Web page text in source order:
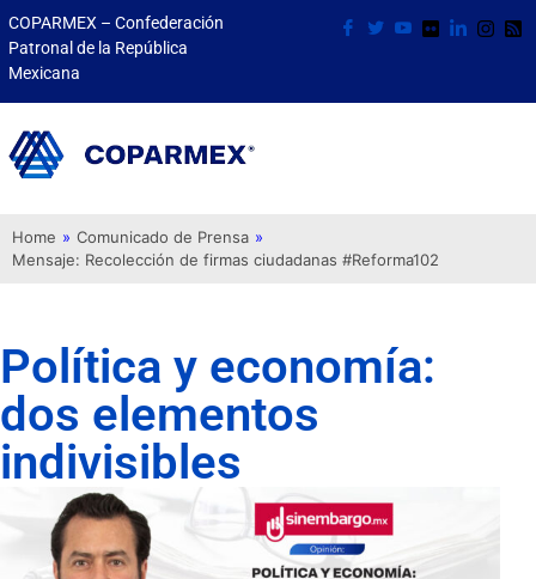
COPARMEX – Confederación
Patronal de la República
Mexicana
Home » Comunicado de Prensa »
Mensaje: Recolección de firmas ciudadanas #Reforma102
Política y economía:
dos elementos
indivisibles